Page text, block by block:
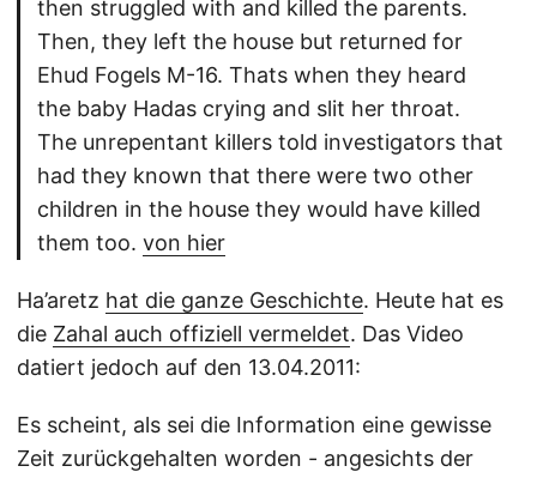
then struggled with and killed the parents.
Then, they left the house but returned for
Ehud Fogels M-16. Thats when they heard
the baby Hadas crying and slit her throat.
The unrepentant killers told investigators that
had they known that there were two other
children in the house they would have killed
them too. von hier
Ha’aretz hat die ganze Geschichte. Heute hat es
die Zahal auch offiziell vermeldet. Das Video
datiert jedoch auf den 13.04.2011:
Es scheint, als sei die Information eine gewisse
Zeit zurückgehalten worden - angesichts der